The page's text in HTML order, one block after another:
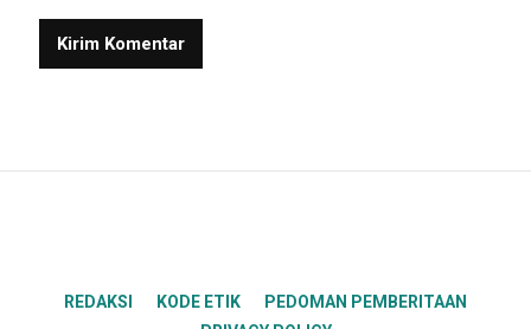
REDAKSI KODE ETIK
PEDOMAN PEMBERITAAN